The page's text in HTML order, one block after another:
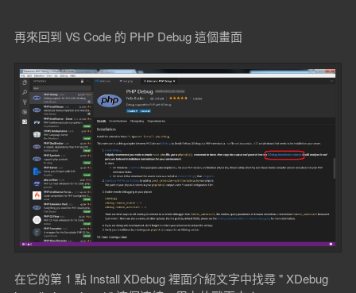
再來回到 VS Code 的 PHP Debug 這個畫面
在它的第 1 點 Install XDebug 裡面介紹文字中找尋 " XDebug